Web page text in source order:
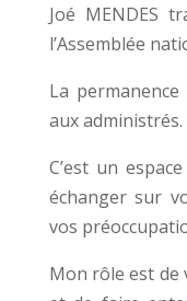
Joé MENDES
l’Assemblée
La
aux administrés.
C’est un
échanger sur
vos
Mon rôle est de